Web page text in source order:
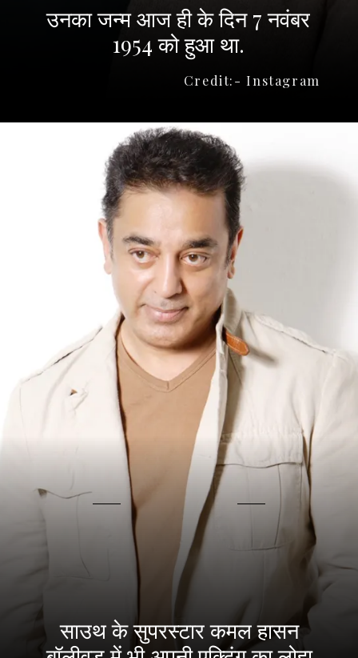
Credit:- Instagram
उनका जन्म आज ही के दिन 7 नवंबर
1954 को हुआ था.
साउथ के सुपरस्टार कमल हासन